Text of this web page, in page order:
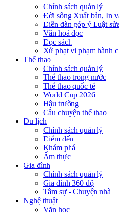
Chính sách quản lý
Đời sống Xuất bản, In
Diễn đàn góp ý Luật
Văn hoá đọc
Đọc sách
Xử phạt vi phạm hành
Thể thao
Chính sách quản lý
Thể thao trong nước
Thể thao quốc tế
World Cup 2026
Hậu trường
Câu chuyện thể thao
Du lịch
Chính sách quản lý
Điểm đến
Khám phá
Ẩm thực
Gia đình
Chính sách quản lý
Gia đình 360 độ
Tâm sự - Chuyện nhà
Nghệ thuật
Văn học